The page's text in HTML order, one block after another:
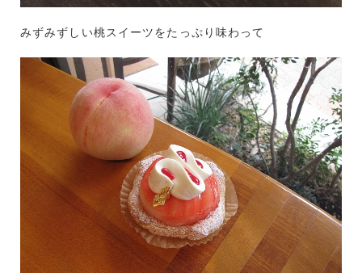
みずみずしい桃スイーツをたっぷり味わって